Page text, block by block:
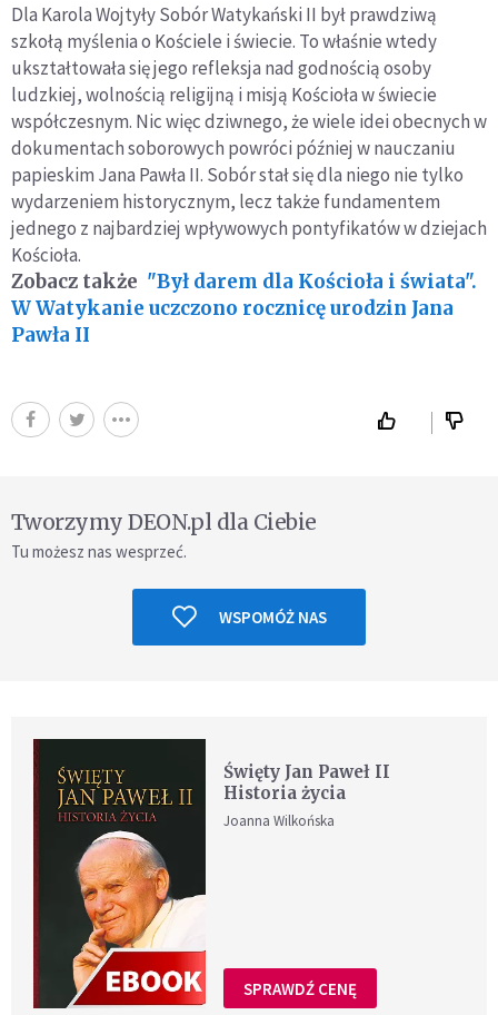
Dla Karola Wojtyły Sobór Watykański II był prawdziwą
szkołą myślenia o Kościele i świecie. To właśnie wtedy
ukształtowała się jego refleksja nad godnością osoby
ludzkiej, wolnością religijną i misją Kościoła w świecie
współczesnym. Nic więc dziwnego, że wiele idei obecnych w
dokumentach soborowych powróci później w nauczaniu
papieskim Jana Pawła II. Sobór stał się dla niego nie tylko
wydarzeniem historycznym, lecz także fundamentem
jednego z najbardziej wpływowych pontyfikatów w dziejach
Kościoła.
Zobacz także "Był darem dla Kościoła i świata".
W Watykanie uczczono rocznicę urodzin Jana
Pawła II
Tworzymy DEON.pl dla Ciebie
Tu możesz nas wesprzeć.
WSPOMÓŻ NAS
Święty Jan Paweł II
Historia życia
Joanna Wilkońska
SPRAWDŹ CENĘ